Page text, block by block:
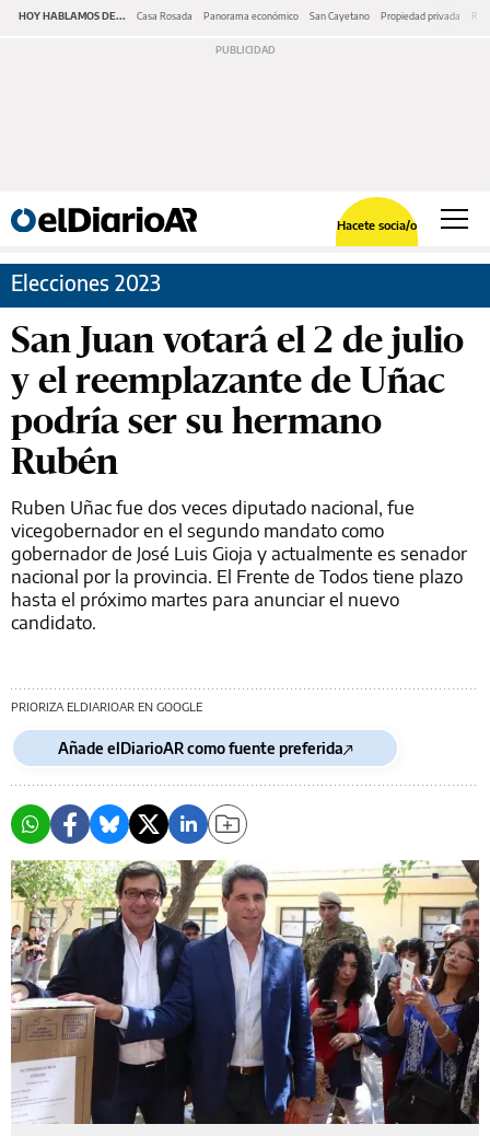
HOY HABLAMOS DE... Casa Rosada Panorama económico San Cayetano Propiedad privada
Hacete socia/o
Elecciones 2023
San Juan votará el 2 de julio
y el reemplazante de Uñac
podría ser su hermano
Rubén
Ruben Uñac fue dos veces diputado nacional, fue
vicegobernador en el segundo mandato como
gobernador de José Luis Gioja y actualmente es senador
nacional por la provincia. El Frente de Todos tiene plazo
hasta el próximo martes para anunciar el nuevo
candidato.
PRIORIZA ELDIARIOAR EN GOOGLE
Añade elDiarioAR como fuente preferida